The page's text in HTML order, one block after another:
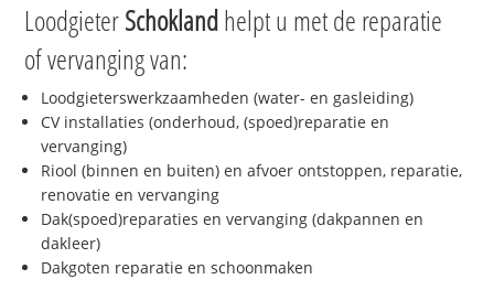
LoodgieterSchoklandhelpt u met de reparatie
of vervanging van:
Loodgieterswerkzaamheden (water- en gasleiding)
CV installaties (onderhoud, (spoed)reparatie en
vervanging)
Riool (binnen en buiten) en afvoer ontstoppen, reparatie,
renovatie en vervanging
Dak(spoed)reparaties en vervanging (dakpannen en
dakleer)
Dakgoten reparatie en schoonmaken